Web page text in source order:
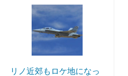
リノ近郊もロケ地になっ